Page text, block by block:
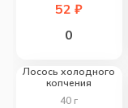
52₽
0
Лосось холодного
копчения
40 г